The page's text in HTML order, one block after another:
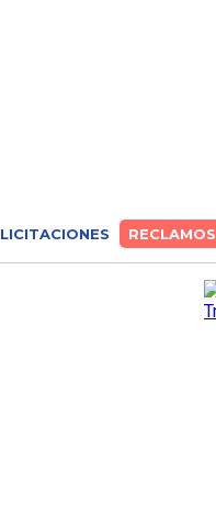
LICITACIONES RECLAMOS